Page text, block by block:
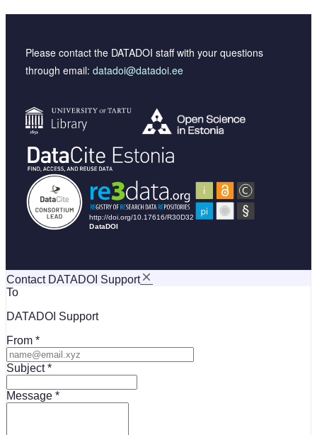
Please contact the DATADOI staff with your questions
through email: datadoi@datadoi.ee
Contact DATADOI Support
To
DATADOI Support
From
Subject
Message